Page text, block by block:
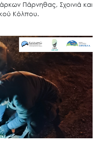
Πάρνηθας, Σχοινιά και
Κόλπου.